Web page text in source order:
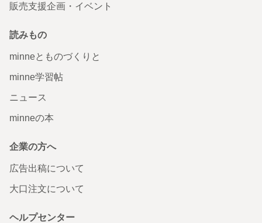
販売支援企画・イベント
読みもの
minneとものづくりと
minne学習帖
ニュース
minneの本
企業の方へ
広告出稿について
大口注文について
ヘルプセンター